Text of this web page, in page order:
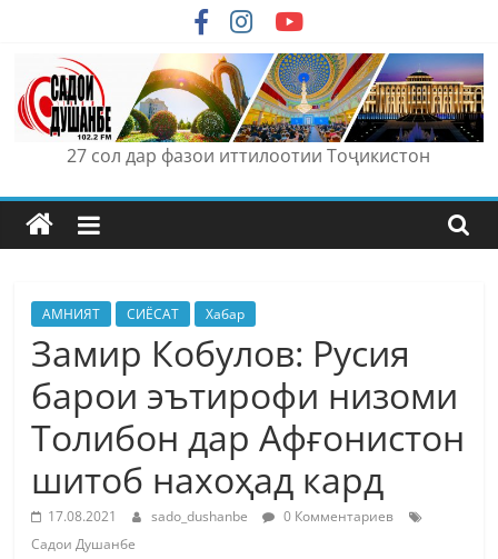
content
27 сол дар фазои иттилоотии Тоҷикистон
АМНИЯТ СИЁСАТ Хабар
Замир Кобулов: Русия
барои эътирофи низоми
Толибон дар Афғонистон
шитоб нахоҳад кард
17.08.2021 sado_dushanbe
0 Комментариев
Садои Душанбе